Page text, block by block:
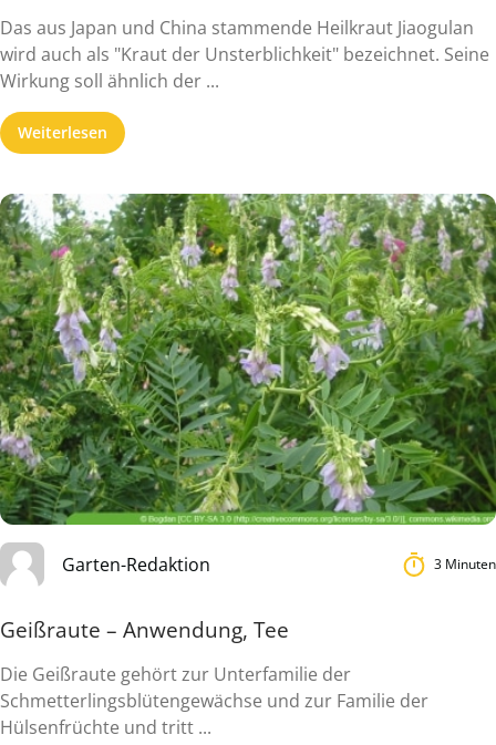
Das aus Japan und China stammende Heilkraut Jiaogulan
wird auch als "Kraut der Unsterblichkeit" bezeichnet. Seine
Wirkung soll ähnlich der ...
Weiterlesen
Garten-Redaktion 3 Minuten
Geißraute – Anwendung, Tee
Die Geißraute gehört zur Unterfamilie der
Schmetterlingsblütengewächse und zur Familie der
Hülsenfrüchte und tritt ...